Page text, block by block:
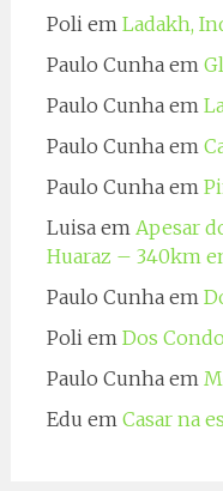
Poliem Ladakh,
Paulo Cunhaem
Paulo Cunhaem
Paulo Cunhaem
Paulo Cunhaem
Luisaem Apesar
Huaraz – 340km
Paulo Cunhaem
Poliem Dos
Paulo Cunhaem
Edu em Casar na